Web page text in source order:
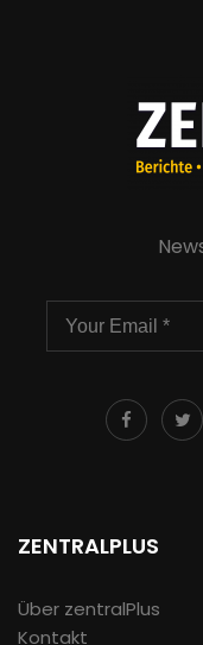
ZENTRALPLUS
Über zentralPlus
Kontakt